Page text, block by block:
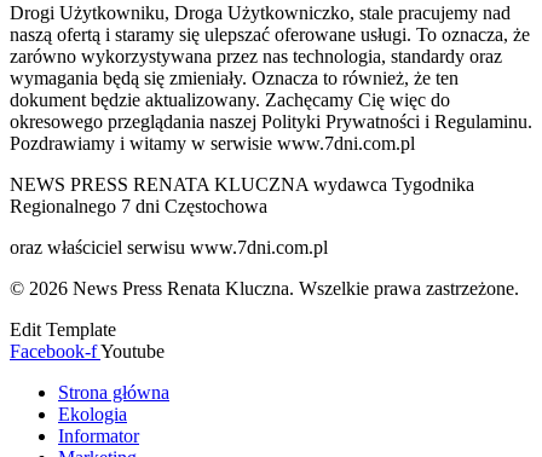
Drogi Użytkowniku, Droga Użytkowniczko, stale pracujemy nad
naszą ofertą i staramy się ulepszać oferowane usługi. To oznacza, że
zarówno wykorzystywana przez nas technologia, standardy oraz
wymagania będą się zmieniały. Oznacza to również, że ten
dokument będzie aktualizowany. Zachęcamy Cię więc do
okresowego przeglądania naszej Polityki Prywatności i Regulaminu.
Pozdrawiamy i witamy w serwisie www.7dni.com.pl
NEWS PRESS RENATA KLUCZNA wydawca Tygodnika
Regionalnego 7 dni Częstochowa
oraz właściciel serwisu www.7dni.com.pl
© 2026 News Press Renata Kluczna. Wszelkie prawa zastrzeżone.
Edit Template
Facebook-fYoutube
Strona główna
Ekologia
Informator